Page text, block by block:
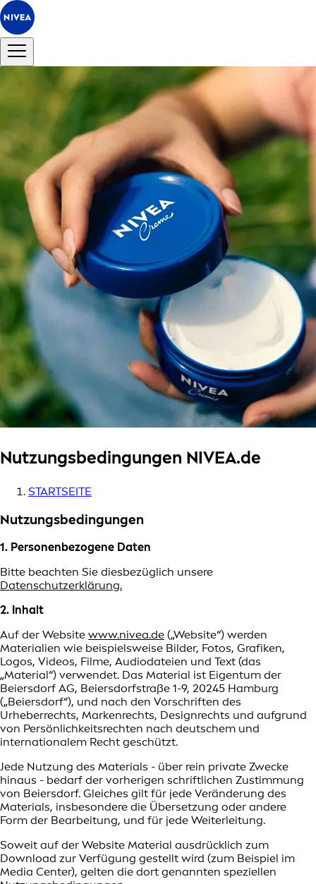
Nutzungs­bedingungen NIVEA.de
STARTSEITE
Nutzungs­bedingungen
1. Personenbezogene Daten
Bitte beachten Sie diesbezüglich unsere
Datenschutzerklärung.
2. Inhalt
Auf der Website www.nivea.de („Website“) werden
Materialien wie beispielsweise Bilder, Fotos, Grafiken,
Logos, Videos, Filme, Audiodateien und Text (das
„Material“) verwendet. Das Material ist Eigentum der
Beiersdorf AG, Beiersdorfstraße 1-9, 20245 Hamburg
(„Beiersdorf“), und nach den Vorschriften des
Urheberrechts, Markenrechts, Designrechts und aufgrund
von Persönlichkeitsrechten nach deutschem und
internationalem Recht geschützt.
Jede Nutzung des Materials - über rein private Zwecke
hinaus - bedarf der vorherigen schriftlichen Zustimmung
von Beiersdorf. Gleiches gilt für jede Veränderung des
Materials, insbesondere die Übersetzung oder andere
Form der Bearbeitung, und für jede Weiterleitung.
Soweit auf der Website Material ausdrücklich zum
Download zur Verfügung gestellt wird (zum Beispiel im
Media Center), gelten die dort genannten speziellen